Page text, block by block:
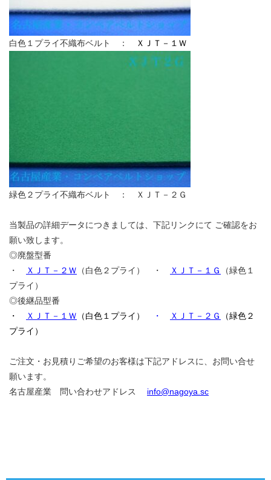
白色１プライ不織布ベルト ： ＸＪＴ－１Ｗ
緑色２プライ不織布ベルト ： ＸＪＴ－２Ｇ
当製品の詳細データにつきましては、下記リンクにて ご確認をお
願い致します。
◎廃盤型番
・
ＸＪＴ－２Ｗ （白色２プライ） ・ ＸＪＴ－１Ｇ
（緑色１
プライ）
◎後継品型番
・
ＸＪＴ－１Ｗ （白色１プライ） ・ ＸＪＴ－２Ｇ
（緑色２
プライ）
ご注文・お見積りご希望のお客様は下記アドレスに、お問い合せ
願います。
名古屋産業 問い合わせアドレス info@nagoya.sc